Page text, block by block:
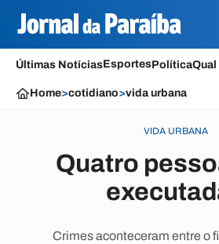
Últimas NotíciasEsportesPolíticaQual
Home>cotidiano>vida urbana
VIDA URBANA
Quatro
Crimes aconteceram entre o